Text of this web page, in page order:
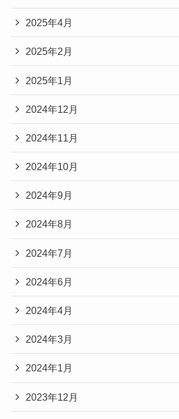
2025年4月
2025年2月
2025年1月
2024年12月
2024年11月
2024年10月
2024年9月
2024年8月
2024年7月
2024年6月
2024年4月
2024年3月
2024年1月
2023年12月